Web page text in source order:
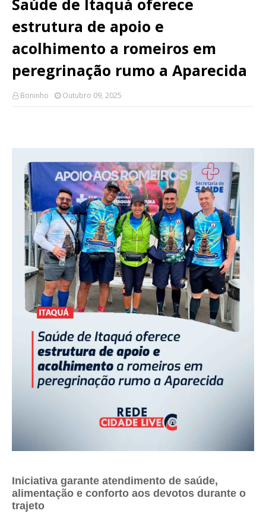
Saúde de Itaquá oferece
estrutura de apoio e
acolhimento a romeiros em
peregrinação rumo a Aparecida
Boninho Outubro 09, 2025
Iniciativa garante atendimento de saúde,
alimentação e conforto aos devotos durante o
trajeto